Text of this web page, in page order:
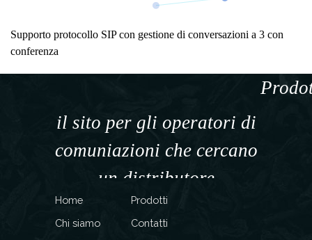
Supporto protocollo SIP con gestione di conversazioni a 3 con
conferenza
il sito per gli operatori di
comuniazioni che cercano
un distributore
specializzato
Home
Prodotti
Chi siamo
Contatti